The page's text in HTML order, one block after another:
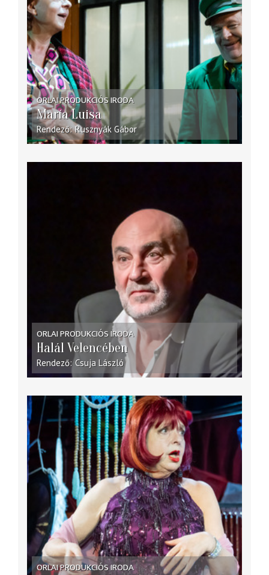
ORLAI PRODUKCIÓS IRODA
María Luisa
Rendező Rusznyák Gábor
ORLAI PRODUKCIÓS IRODA
Halál Velencében
Rendező Csuja László
ORLAI PRODUKCIÓS IRODA